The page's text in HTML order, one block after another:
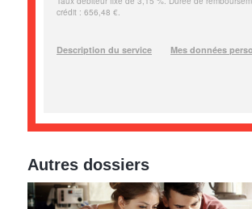
Autres dossiers